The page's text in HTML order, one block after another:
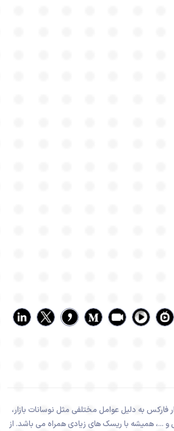
فارکس به دلیل عوامل مختلفی مثل نوسانات بازار،
و ...، همیشه با ریسک های زیادی همراه می باشد. از